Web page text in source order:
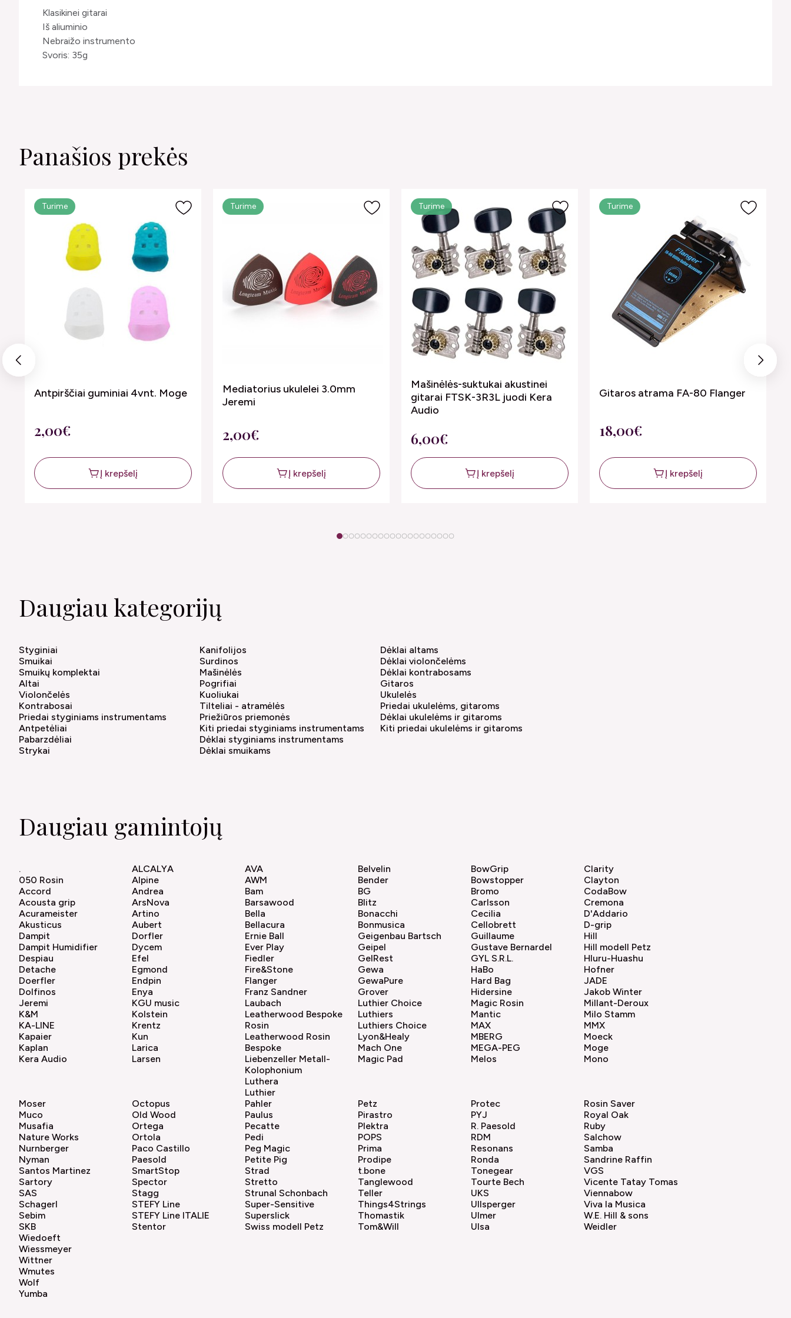
Klasikinei gitarai
Iš aliuminio
Nebraižo instrumento
Svoris: 35g
Panašios prekės
Previous
Turime
Antpirščiai guminiai 4vnt. Moge
2,00€
Į krepšelį
Turime
Mediatorius ukulelei 3.0mm
Jeremi
2,00€
Į krepšelį
Turime
Mašinėlės-suktukai akustinei
gitarai FTSK-3R3L juodi Kera
Audio
6,00€
Į krepšelį
Turime
Gitaros atrama FA-80 Flanger
18,00€
Į krepšelį
Next
1 2 3 4 5 6 7 8 91011121314151617181920
Daugiau kategorijų
Styginiai
Smuikai
Smuikų komplektai
Altai
Violončelės
Kontrabosai
Priedai styginiams instrumentams
Antpetėliai
Pabarzdėliai
Strykai
Kanifolijos
Surdinos
Mašinėlės
Pogrifiai
Kuoliukai
Tilteliai - atramėlės
Priežiūros priemonės
Kiti priedai styginiams instrumentams
Dėklai styginiams instrumentams
Dėklai smuikams
Dėklai altams
Dėklai violončelėms
Dėklai kontrabosams
Gitaros
Ukulelės
Priedai ukulelėms, gitaroms
Dėklai ukulelėms ir gitaroms
Kiti priedai ukulelėms ir gitaroms
Daugiau gamintojų
.
050 Rosin
Accord
Acousta grip
Acurameister
Akusticus
ALCALYA
Alpine
Andrea
ArsNova
Artino
Aubert
AVA
AWM
Bam
Barsawood
Bella
Bellacura
Belvelin
Bender
BG
Blitz
Bonacchi
Bonmusica
BowGrip
Bowstopper
Bromo
Carlsson
Cecilia
Cellobrett
Clarity
Clayton
CodaBow
Cremona
D'Addario
D-grip
Dampit
Dampit Humidifier
Despiau
Detache
Doerfler
Dolfinos
Dorfler
Dycem
Efel
Egmond
Endpin
Enya
Ernie Ball
Ever Play
Fiedler
Fire&Stone
Flanger
Franz Sandner
Geigenbau Bartsch
Geipel
GelRest
Gewa
GewaPure
Grover
Guillaume
Gustave Bernardel
GYL S.R.L.
HaBo
Hard Bag
Hidersine
Hill
Hill modell Petz
Hluru-Huashu
Hofner
JADE
Jakob Winter
Jeremi
K&M
KA-LINE
Kapaier
Kaplan
Kera Audio
KGU music
Kolstein
Krentz
Kun
Larica
Larsen
Laubach
Leatherwood Bespoke
Rosin
Leatherwood Rosin
Bespoke
Liebenzeller Metall-
Kolophonium
Luthera
Luthier
Luthier Choice
Luthiers
Luthiers Choice
Lyon&Healy
Mach One
Magic Pad
Magic Rosin
Mantic
MAX
MBERG
MEGA-PEG
Melos
Millant-Deroux
Milo Stamm
MMX
Moeck
Moge
Mono
Moser
Muco
Musafia
Nature Works
Nurnberger
Nyman
Octopus
Old Wood
Ortega
Ortola
Paco Castillo
Paesold
Pahler
Paulus
Pecatte
Pedi
Peg Magic
Petite Pig
Petz
Pirastro
Plektra
POPS
Prima
Prodipe
Protec
PYJ
R. Paesold
RDM
Resonans
Ronda
Rosin Saver
Royal Oak
Ruby
Salchow
Samba
Sandrine Raffin
Santos Martinez
Sartory
SAS
Schagerl
Sebim
SKB
SmartStop
Spector
Stagg
STEFY Line
STEFY Line ITALIE
Stentor
Strad
Stretto
Strunal Schonbach
Super-Sensitive
Superslick
Swiss modell Petz
t.bone
Tanglewood
Teller
Things4Strings
Thomastik
Tom&Will
Tonegear
Tourte Bech
UKS
Ullsperger
Ulmer
Ulsa
VGS
Vicente Tatay Tomas
Viennabow
Viva la Musica
W.E. Hill & sons
Weidler
Wiedoeft
Wiessmeyer
Wittner
Wmutes
Wolf
Yumba